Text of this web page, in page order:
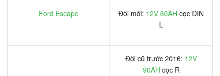
Ford Escape
Đời mới: 12V 60AH cọc DIN
L
Đời cũ trước 2016: 12V
90AH cọc R